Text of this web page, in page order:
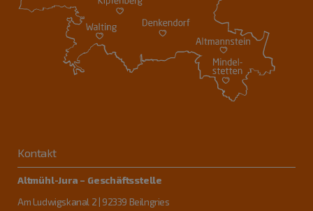
Kontakt
Altmühl-Jura – Geschäftsstelle
Am Ludwigskanal 2 | 92339 Beilngries